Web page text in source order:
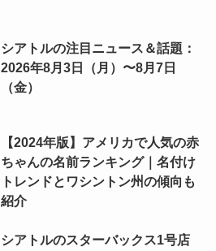
シアトルの注目ニュース＆話題：
2026年8月3日（月）〜8月7日
（金）
【2024年版】アメリカで人気の赤
ちゃんの名前ランキング｜名付け
トレンドとワシントン州の傾向も
紹介
シアトルのスターバックス1号店